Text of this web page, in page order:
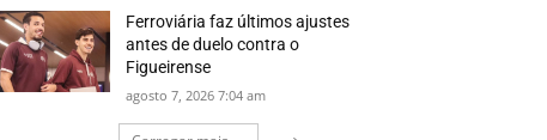
Ferroviária faz últimos ajustes
antes de duelo contra o
Figueirense
agosto 7, 2026 7:04 am